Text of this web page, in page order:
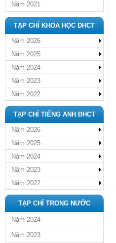
Năm 2021
TẠP CHÍ KHOA HỌC ĐHCT
Năm 2026
Năm 2025
Năm 2024
Năm 2023
Năm 2022
TẠP CHÍ TIẾNG ANH ĐHCT
Năm 2026
Năm 2025
Năm 2024
Năm 2023
Năm 2022
TẠP CHÍ TRONG NƯỚC
Năm 2024
Năm 2023